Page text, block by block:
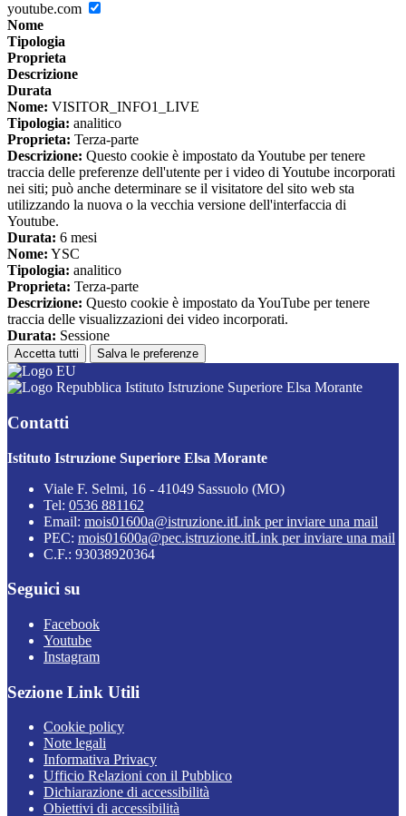
youtube.com
Nome
Tipologia
Proprieta
Descrizione
Durata
Nome: VISITOR_INFO1_LIVE
Tipologia: analitico
Proprieta: Terza-parte
Descrizione: Questo cookie è impostato da Youtube per tenere
traccia delle preferenze dell'utente per i video di Youtube incorporati
nei siti; può anche determinare se il visitatore del sito web sta
utilizzando la nuova o la vecchia versione dell'interfaccia di
Youtube.
Durata: 6 mesi
Nome: YSC
Tipologia: analitico
Proprieta: Terza-parte
Descrizione: Questo cookie è impostato da YouTube per tenere
traccia delle visualizzazioni dei video incorporati.
Durata: Sessione
Accetta tutti Salva le preferenze
Istituto Istruzione Superiore Elsa Morante
Contatti
Istituto Istruzione Superiore Elsa Morante
Viale F. Selmi, 16 - 41049 Sassuolo (MO)
Tel: 0536 881162
Email: mois01600a@istruzione.itLink per inviare una mail
PEC: mois01600a@pec.istruzione.itLink per inviare una mail
C.F.: 93038920364
Seguici su
Facebook
Youtube
Instagram
Sezione Link Utili
Cookie policy
Note legali
Informativa Privacy
Ufficio Relazioni con il Pubblico
Dichiarazione di accessibilità
Obiettivi di accessibilità